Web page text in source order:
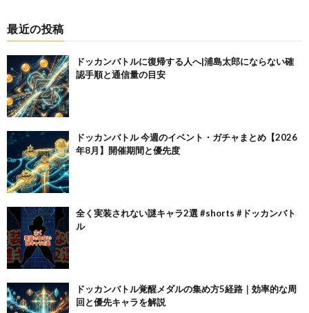
最近の投稿
ドッカンバトルに復帰する人へ|浦島太郎にならない確
認手順と通信量の目安
ドッカンバトル 今週のイベント・ガチャまとめ【2026
年8月】開催期間と優先度
全く実装されない謎キャラ2選 #shorts #ドッカンバト
ル
ドッカンバトル覚醒メダルの集め方5経路｜効率的な周
回と優先キャラを解説